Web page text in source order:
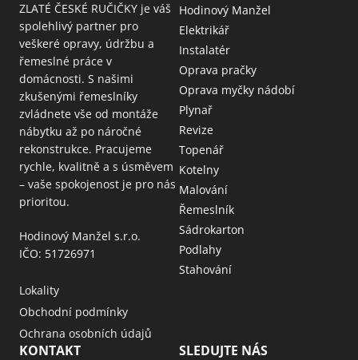
ZLATÉ ČESKÉ RUČIČKY je váš
spolehlivý partner pro
veškeré opravy, údržbu a
řemeslné práce v
domácnosti. S našimi
zkušenými řemeslníky
zvládnete vše od montáže
nábytku až po náročné
rekonstrukce. Pracujeme
rychle, kvalitně a s úsměvem
– vaše spokojenost je pro nás
prioritou.
Hodinový Manžel s.r.o.
IČO: 51726971
Lokality
Obchodní podmínky
Ochrana osobních údajů
Hodinový Manžel
Elektrikář
Instalatér
Oprava pračky
Oprava myčky nádobí
Plynař
Revize
Topenář
Kotelny
Malování
Řemeslník
Sádrokarton
Podlahy
Stahování
KONTAKT SLEDUJTE NÁS